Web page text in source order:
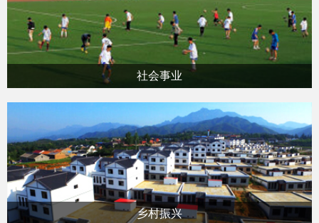
社会事业
乡村振兴